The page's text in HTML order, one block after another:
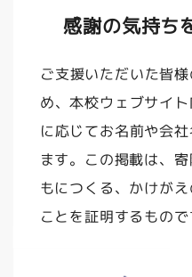
感謝の気持ち
ご支援いただいた皆
め、本校ウェブサイ
に応じてお名前や会
ます。この掲載は、
もにつくる、かけが
ことを証明するもので